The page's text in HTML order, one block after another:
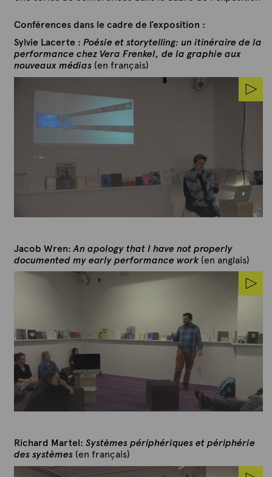
Conférences dans le cadre de l’exposition :
Sylvie Lacerte : Poésie et storytelling: un itinéraire de la
performance chez Vera Frenkel, de la graphie aux
nouveaux médias(en français)
Jacob Wren:An apology that I have not properly
documented my early performance work (en anglais)
Richard Martel: Systèmes périphériques et périphérie
des systèmes(en français)